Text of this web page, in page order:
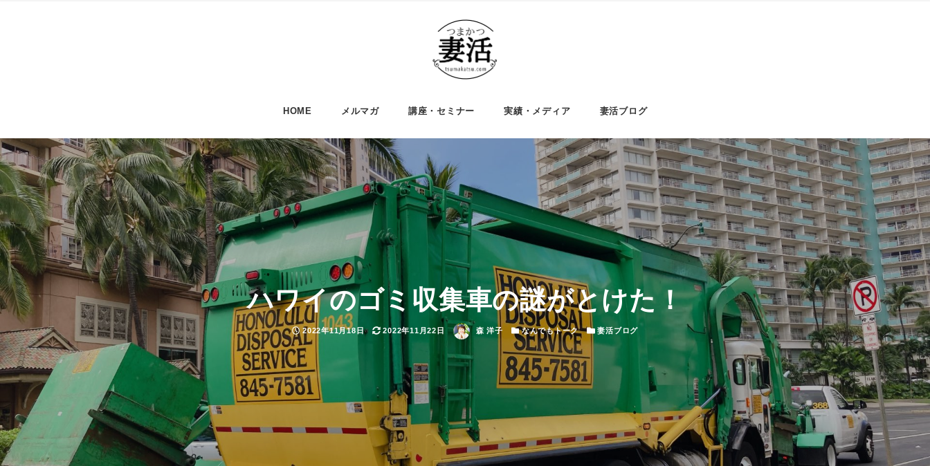
HOME メルマガ 講座・セミナー 実績・メディア 妻活ブログ
ハワイのゴミ収集車の謎がとけた！
投稿日
2022年11月18日 更新日
2022年11月22日 著者 森 洋子 カテゴリー
なんでもトーク カテゴリー
妻活ブログ